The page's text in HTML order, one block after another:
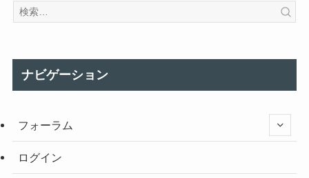
ナビゲーション
フォーラム
ログイン